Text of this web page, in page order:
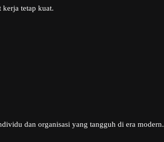
kerja tetap kuat.
dan organisasi yang tangguh di era modern.